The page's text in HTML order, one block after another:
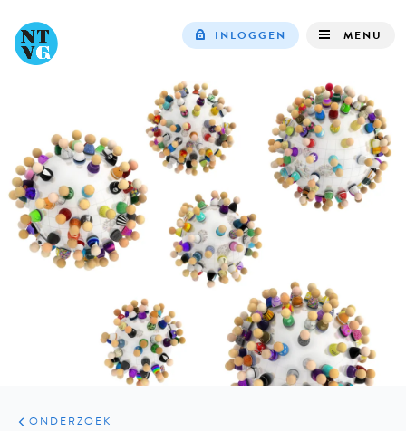
navigation
INLOGGEN MENU
ARTIKELEN
ONDERZOEK
ONDERZOEK